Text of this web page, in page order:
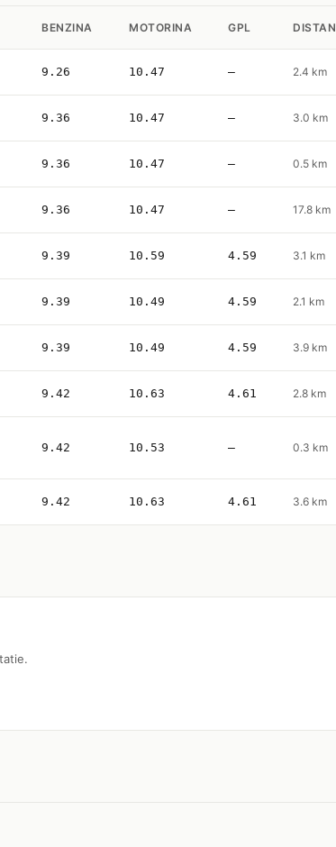
BENZINA MOTORINA GPL
9.26 10.47 — 2.4 km
9.36 10.47 — 3.0 km
9.36 10.47 — 0.5 km
9.36 10.47 — 17.8 km
9.39 10.59 4.59 3.1 km
9.39 10.49 4.59 2.1 km
9.39 10.49 4.59 3.9 km
9.42 10.63 4.61 2.8 km
9.42 10.53 — 0.3 km
9.42 10.63 4.61 3.6 km